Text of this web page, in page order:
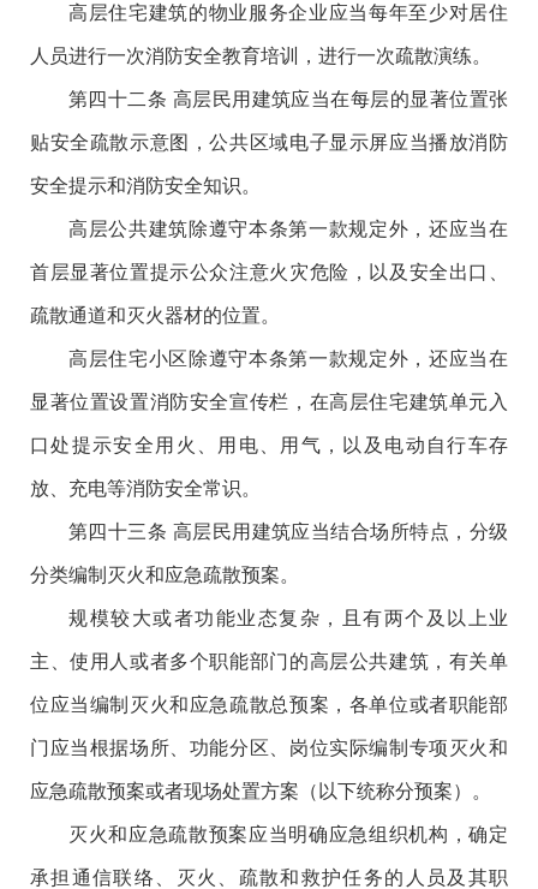
高层住宅建筑的物业服务企业应当每年至少对居住
人员进行一次消防安全教育培训，进行一次疏散演练。
第四十二条 高层民用建筑应当在每层的显著位置张
贴安全疏散示意图，公共区域电子显示屏应当播放消防
安全提示和消防安全知识。
高层公共建筑除遵守本条第一款规定外，还应当在
首层显著位置提示公众注意火灾危险，以及安全出口、
疏散通道和灭火器材的位置。
高层住宅小区除遵守本条第一款规定外，还应当在
显著位置设置消防安全宣传栏，在高层住宅建筑单元入
口处提示安全用火、用电、用气，以及电动自行车存
放、充电等消防安全常识。
第四十三条 高层民用建筑应当结合场所特点，分级
分类编制灭火和应急疏散预案。
规模较大或者功能业态复杂，且有两个及以上业
主、使用人或者多个职能部门的高层公共建筑，有关单
位应当编制灭火和应急疏散总预案，各单位或者职能部
门应当根据场所、功能分区、岗位实际编制专项灭火和
应急疏散预案或者现场处置方案（以下统称分预案）。
灭火和应急疏散预案应当明确应急组织机构，确定
承担通信联络、灭火、疏散和救护任务的人员及其职